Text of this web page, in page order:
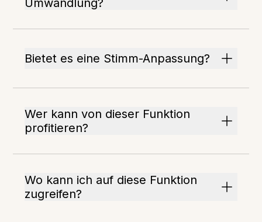
Umwandlung?
Bietet es eine Stimm-Anpassung?
Wer kann von dieser Funktion
profitieren?
Wo kann ich auf diese Funktion
zugreifen?